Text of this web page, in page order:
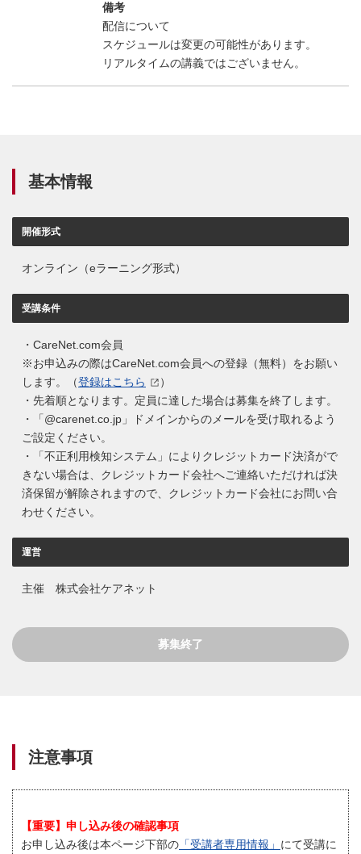
備考
配信について
スケジュールは変更の可能性があります。
リアルタイムの講義ではございません。
基本情報
開催形式
オンライン（eラーニング形式）
受講条件
・CareNet.com会員
※お申込みの際はCareNet.com会員への登録（無料）をお願い
します。（登録はこちら
）
・先着順となります。定員に達した場合は募集を終了します。
・「@carenet.co.jp」ドメインからのメールを受け取れるよう
ご設定ください。
・「不正利用検知システム」によりクレジットカード決済がで
きない場合は、クレジットカード会社へご連絡いただければ決
済保留が解除されますので、クレジットカード会社にお問い合
わせください。
運営
主催 株式会社ケアネット
募集終了
注意事項
【重要】申し込み後の確認事項
お申し込み後は本ページ下部の 「受講者専用情報」 にて受講に